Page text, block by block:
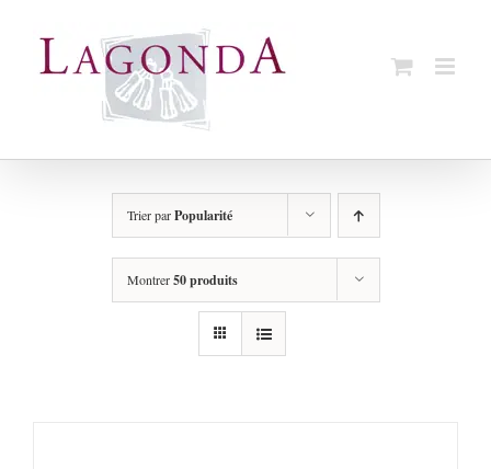
Trier parPopularité
Montrer50 produits